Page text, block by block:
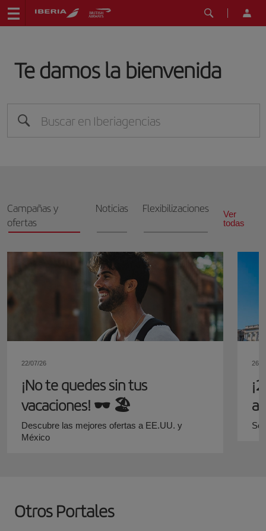
Te damos la bienvenida
Campañas y
ofertas
Noticias Flexibilizaciones
Ver
todas
22/07/26
¡No te quedes sin tus
vacaciones!​ 🕶️ 🏖️
Descubre las mejores ofertas a EE.UU. y
México
26/
y
Otros Portales